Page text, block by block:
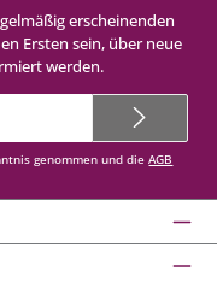
erscheinenden
Ersten sein, über neue
werden.
genommen und dieAGB